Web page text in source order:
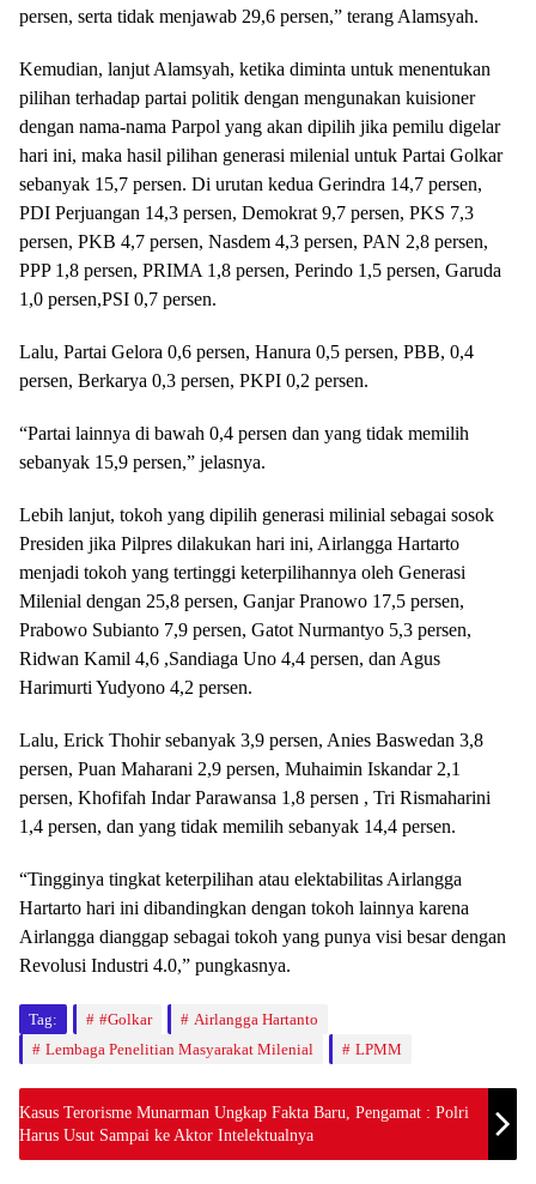
persen, serta tidak menjawab 29,6 persen,” terang Alamsyah.
Kemudian, lanjut Alamsyah, ketika diminta untuk menentukan
pilihan terhadap partai politik dengan mengunakan kuisioner
dengan nama-nama Parpol yang akan dipilih jika pemilu digelar
hari ini, maka hasil pilihan generasi milenial untuk Partai Golkar
sebanyak 15,7 persen. Di urutan kedua Gerindra 14,7 persen,
PDI Perjuangan 14,3 persen, Demokrat 9,7 persen, PKS 7,3
persen, PKB 4,7 persen, Nasdem 4,3 persen, PAN 2,8 persen,
PPP 1,8 persen, PRIMA 1,8 persen, Perindo 1,5 persen, Garuda
1,0 persen,PSI 0,7 persen.
Lalu, Partai Gelora 0,6 persen, Hanura 0,5 persen, PBB, 0,4
persen, Berkarya 0,3 persen, PKPI 0,2 persen.
“Partai lainnya di bawah 0,4 persen dan yang tidak memilih
sebanyak 15,9 persen,” jelasnya.
Lebih lanjut, tokoh yang dipilih generasi milinial sebagai sosok
Presiden jika Pilpres dilakukan hari ini, Airlangga Hartarto
menjadi tokoh yang tertinggi keterpilihannya oleh Generasi
Milenial dengan 25,8 persen, Ganjar Pranowo 17,5 persen,
Prabowo Subianto 7,9 persen, Gatot Nurmantyo 5,3 persen,
Ridwan Kamil 4,6 ,Sandiaga Uno 4,4 persen, dan Agus
Harimurti Yudyono 4,2 persen.
Lalu, Erick Thohir sebanyak 3,9 persen, Anies Baswedan 3,8
persen, Puan Maharani 2,9 persen, Muhaimin Iskandar 2,1
persen, Khofifah Indar Parawansa 1,8 persen , Tri Rismaharini
1,4 persen, dan yang tidak memilih sebanyak 14,4 persen.
“Tingginya tingkat keterpilihan atau elektabilitas Airlangga
Hartarto hari ini dibandingkan dengan tokoh lainnya karena
Airlangga dianggap sebagai tokoh yang punya visi besar dengan
Revolusi Industri 4.0,” pungkasnya.
Tag: #Golkar
Airlangga Hartanto
Lembaga Penelitian Masyarakat Milenial
LPMM
Kasus Terorisme Munarman Ungkap Fakta Baru, Pengamat : Polri
Harus Usut Sampai ke Aktor Intelektualnya